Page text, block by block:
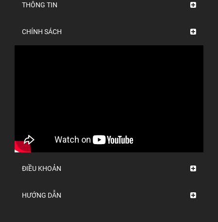
THÔNG TIN
CHÍNH SÁCH
ĐIỀU KHOẢN
HƯỚNG DẪN